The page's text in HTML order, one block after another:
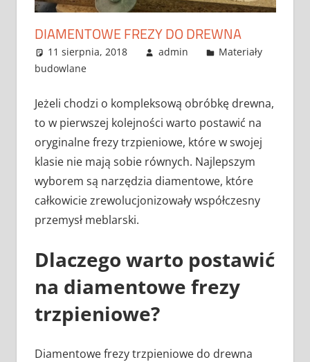
DIAMENTOWE FREZY DO DREWNA
11 sierpnia, 2018 admin
Materiały
budowlane
Jeżeli chodzi o kompleksową obróbkę drewna,
to w pierwszej kolejności warto postawić na
oryginalne frezy trzpieniowe, które w swojej
klasie nie mają sobie równych. Najlepszym
wyborem są narzędzia diamentowe, które
całkowicie zrewolucjonizowały współczesny
przemysł meblarski.
Dlaczego warto postawić
na diamentowe frezy
trzpieniowe?
Diamentowe frezy trzpieniowe do drewna